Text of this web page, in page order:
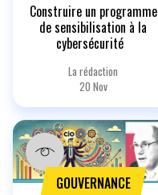
Construire un programme
de sensibilisation à la
cybersécurité
La rédaction
20 Nov
GOUVERNANCE